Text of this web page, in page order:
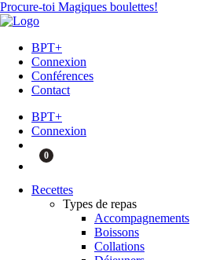
Procure-toi Magiques boulettes!
BPT+
Connexion
Conférences
Contact
BPT+
Connexion
0
Recettes
Types de repas
Accompagnements
Boissons
Collations